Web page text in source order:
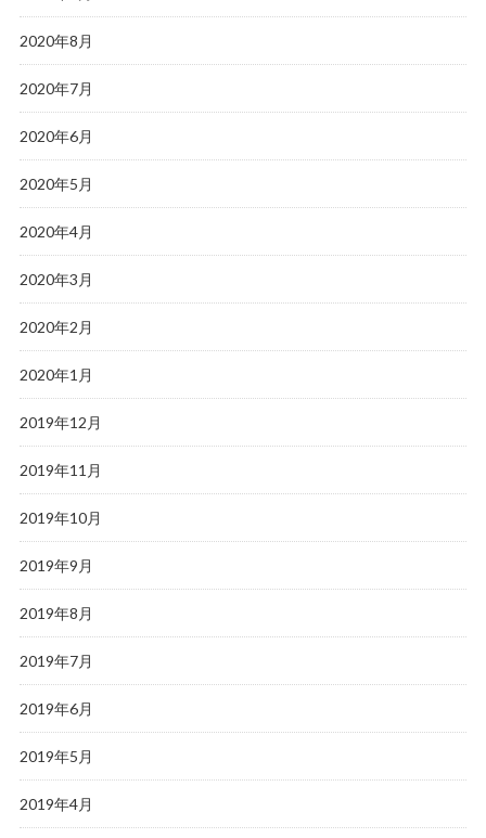
2020年8月
2020年7月
2020年6月
2020年5月
2020年4月
2020年3月
2020年2月
2020年1月
2019年12月
2019年11月
2019年10月
2019年9月
2019年8月
2019年7月
2019年6月
2019年5月
2019年4月